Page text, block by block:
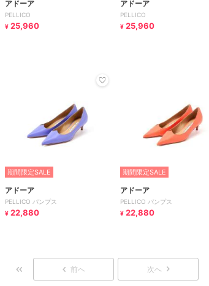
アドーア
PELLICO
¥ 25,960
アドーア
PELLICO
¥ 25,960
期間限定SALE
アドーア
PELLICO パンプス
¥ 22,880
期間限定SALE
アドーア
PELLICO パンプス
¥ 22,880
前へ 次へ